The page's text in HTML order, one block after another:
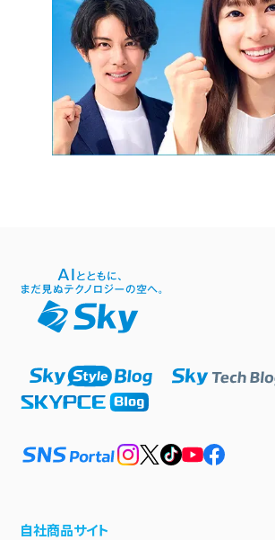
自社商品サイト